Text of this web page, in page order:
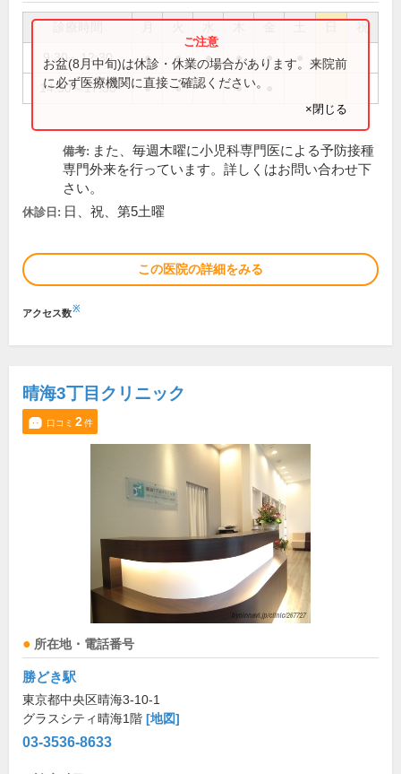
祝
9:30～12:30 ● ● ● ● ●
14:30～17:30 ● ● ●
お盆(8月中旬)は休診・休業の場合があります。来院前
に必ず医療機関に直接ご確認ください。
×閉じる
備考: また、毎週木曜に小児科専門医による予防接種
専門外来を行っています。詳しくはお問い合わせ下
さい。
休診日: 日、祝、第5土曜
この医院の詳細をみる
アクセス数※
晴海3丁目クリニック
口コミ 2件
所在地・電話番号
勝どき駅
東京都中央区晴海3-10-1
グラスシティ晴海1階 [地図]
03-3536-8633